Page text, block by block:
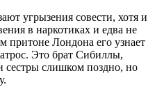
угрызения совести, хотя и
в нарко­тиках и едва не
притоне Лондона его узнает
Это брат Сибиллы,
сестры слишком поздно, но